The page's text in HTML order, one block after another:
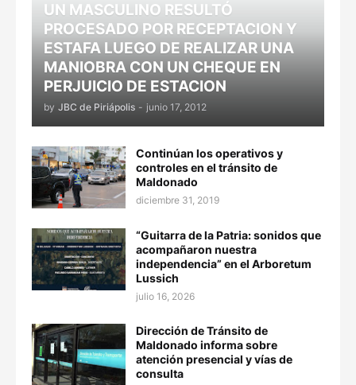
UN MASCULINO RESULTÓ
PROCESADO POR RECEPTACION Y
ESTAFA LUEGO DE REALIZAR UNA
MANIOBRA CON UN CHEQUE EN
PERJUICIO DE ESTACION
by JBC de Piriápolis - junio 17, 2012
Continúan los operativos y
controles en el tránsito de
Maldonado
diciembre 31, 2019
“Guitarra de la Patria: sonidos que
acompañaron nuestra
independencia” en el Arboretum
Lussich
julio 16, 2026
Dirección de Tránsito de
Maldonado informa sobre
atención presencial y vías de
consulta